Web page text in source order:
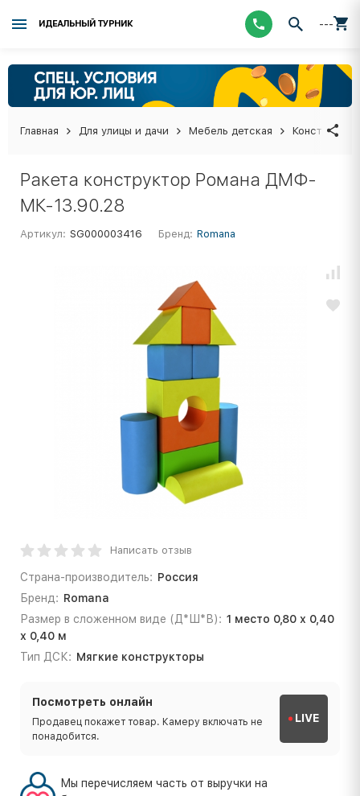
ИДЕАЛЬНЫЙ ТУРНИК ---
Главная Для улицы и дачи Мебель детская
Ракета конструктор Романа ДМФ-
МК-13.90.28
Артикул: SG000003416 Бренд: Romana
Написать отзыв
Страна-производитель: Россия
Бренд: Romana
Размер в сложенном виде (Д*Ш*В): 1 место 0,80 х 0,40
х 0,40 м
Тип ДСК: Мягкие конструкторы
Посмотреть онлайн
Продавец покажет товар. Камеру включать не
понадобится.
LIVE
Мы перечисляем часть от выручки на